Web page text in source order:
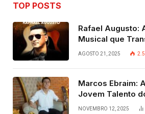
TOP POSTS
Rafael Augusto:
Musical que
AGOSTO 21, 2025
Marcos Ebraim:
Jovem Talento
NOVEMBRO 12, 2025